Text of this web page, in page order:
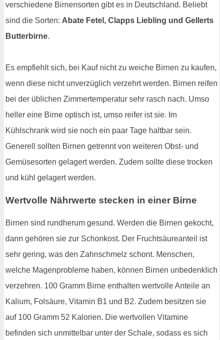
verschiedene Birnensorten gibt es in Deutschland. Beliebt
sind die Sorten: Abate Fetel, Clapps Liebling und Gellerts
Butterbirne.
Es empfiehlt sich, bei Kauf nicht zu weiche Birnen zu kaufen,
wenn diese nicht unverzüglich verzehrt werden. Birnen reifen
bei der üblichen Zimmertemperatur sehr rasch nach. Umso
heller eine Birne optisch ist, umso reifer ist sie. Im
Kühlschrank wird sie noch ein paar Tage haltbar sein.
Generell sollten Birnen getrennt von weiteren Obst- und
Gemüsesorten gelagert werden. Zudem sollte diese trocken
und kühl gelagert werden.
Wertvolle Nährwerte stecken in einer Birne
Birnen sind rundherum gesund. Werden die Birnen gekocht,
dann gehören sie zur Schonkost. Der Fruchtsäureanteil ist
sehr gering, was den Zahnschmelz schont. Menschen,
welche Magenprobleme haben, können Birnen unbedenklich
verzehren. 100 Gramm Birne enthalten wertvolle Anteile an
Kalium, Folsäure, Vitamin B1 und B2. Zudem besitzen sie
auf 100 Gramm 52 Kalorien. Die wertvollen Vitamine
befinden sich unmittelbar unter der Schale, sodass es sich